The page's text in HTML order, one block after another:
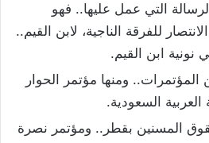
التي عمل عليها.. فهو
للفرقة الناجية، لابن القيم..
ابن القيم.
ومنها مؤتمر الحوار
السعودية.
المسنين بقطر.. ومؤتمر نصرة